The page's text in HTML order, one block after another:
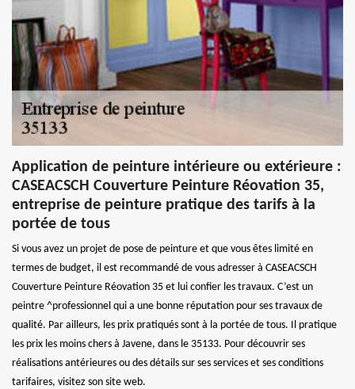
Application de peinture intérieure ou extérieure :
CASEACSCH Couverture Peinture Réovation 35,
entreprise de peinture pratique des tarifs à la
portée de tous
Si vous avez un projet de pose de peinture et que vous êtes limité en
termes de budget, il est recommandé de vous adresser à CASEACSCH
Couverture Peinture Réovation 35 et lui confier les travaux. C’est un
peintre ^professionnel qui a une bonne réputation pour ses travaux de
qualité. Par ailleurs, les prix pratiqués sont à la portée de tous. Il pratique
les prix les moins chers à Javene, dans le 35133. Pour découvrir ses
réalisations antérieures ou des détails sur ses services et ses conditions
tarifaires, visitez son site web.